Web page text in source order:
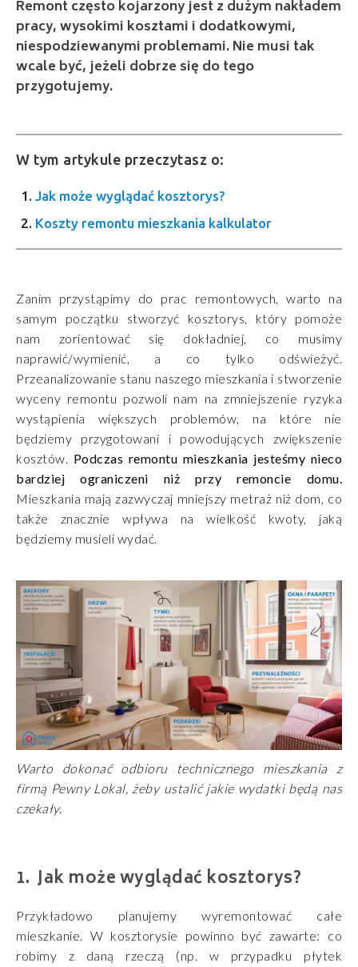
Remont często kojarzony jest z dużym nakładem
pracy, wysokimi kosztami i dodatkowymi,
niespodziewanymi problemami. Nie musi tak
wcale być, jeżeli dobrze się do tego
przygotujemy.
W tym artykule przeczytasz o:
Jak może wyglądać kosztorys?
Koszty remontu mieszkania kalkulator
Zanim przystąpimy do prac remontowych, warto na
samym początku stworzyć kosztorys, który pomoże
nam zorientować się dokładniej, co musimy
naprawić/wymienić, a co tylko odświeżyć.
Przeanalizowanie stanu naszego mieszkania i stworzenie
wyceny remontu pozwoli nam na zmniejszenie ryzyka
wystąpienia większych problemów, na które nie
będziemy przygotowani i powodujących zwiększenie
kosztów. Podczas remontu mieszkania jesteśmy nieco
bardziej ograniczeni niż przy remoncie domu.
Mieszkania mają zazwyczaj mniejszy metraż niż dom, co
także znacznie wpływa na wielkość kwoty, jaką
będziemy musieli wydać.
Warto dokonać odbioru technicznego mieszkania z
firmą Pewny Lokal, żeby ustalić jakie wydatki będą nas
czekały.
Jak może wyglądać kosztorys?
Przykładowo planujemy wyremontować całe
mieszkanie. W kosztorysie powinno być zawarte: co
robimy z daną rzeczą (np. w przypadku płytek